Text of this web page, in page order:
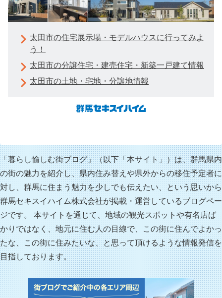
太田市の住宅展示場・モデルハウスに行ってみよ
う！
太田市の分譲住宅・建売住宅・新築一戸建て情報
太田市の土地・宅地・分譲地情報
「暮らし愉しむ街ブログ」（以下「本サイト」）は、群馬県内
の街の魅力を紹介し、県内住み替えや県外からの移住予定者に
対し、群馬に住まう魅力を少しでも伝えたい、という思いから
群馬セキスイハイム株式会社が掲載・運営しているブログペー
ジです。 本サイトを通じて、地域の観光スポットや有名店ば
かりではなく、地元に住む人の目線で、この街に住んでよかっ
たな、この街に住みたいな、と思って頂けるような情報発信を
目指しております。